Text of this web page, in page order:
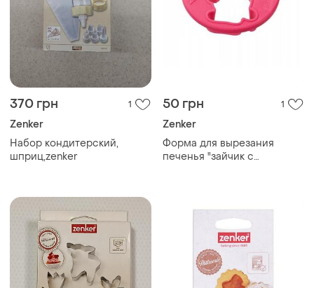
370 грн 1
Zenker
Набор кондитерский,
шприц,zenker
50 грн 1
Zenker
Форма для вырезания
печенья "зайчик с